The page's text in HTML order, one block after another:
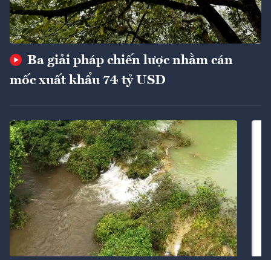
Ba giải pháp chiến lược nhằm cán
mốc xuất khẩu 74 tỷ USD